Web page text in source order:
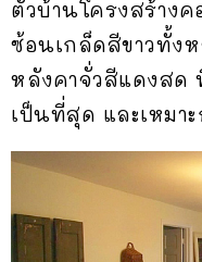
ตัวบ้านโครงสร้าง
ซ้อนเกล็ดสีขาวทั้ง
หลังคาจั่วสีแดงสด
เป็นที่สุด และเหมา